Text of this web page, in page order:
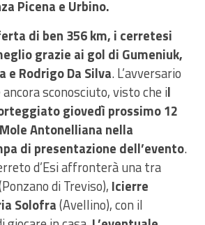
Picena e Urbino.
di ben 356 km, i cerretesi
grazie ai gol di Gumeniuk,
e Rodrigo Da Silva. L’avversario
sconosciuto, visto che il
giovedì prossimo 12
Antonelliana nella
di presentazione dell’evento.
d’Esi affronterà una tra
di Treviso), Icierre
Solofra(Avellino), con il